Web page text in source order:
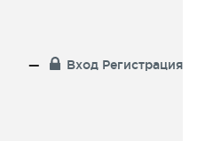
Вход Регистрация